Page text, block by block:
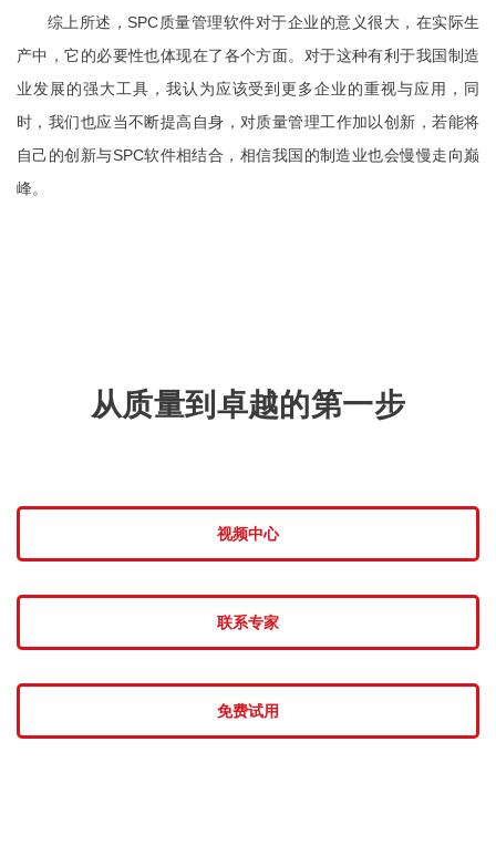
综上所述，SPC质量管理软件对于企业的意义很大，在实际生
产中，它的必要性也体现在了各个方面。对于这种有利于我国制造
业发展的强大工具，我认为应该受到更多企业的重视与应用，同
时，我们也应当不断提高自身，对质量管理工作加以创新，若能将
自己的创新与SPC软件相结合，相信我国的制造业也会慢慢走向巅
峰。
从质量到卓越的第一步
视频中心
联系专家
免费试用